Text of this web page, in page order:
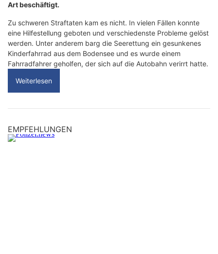
Art beschäftigt.
Zu schweren Straftaten kam es nicht. In vielen Fällen konnte
eine Hilfestellung geboten und verschiedenste Probleme gelöst
werden. Unter anderem barg die Seerettung ein gesunkenes
Kinderfahrrad aus dem Bodensee und es wurde einem
Fahrradfahrer geholfen, der sich auf die Autobahn verirrt hatte.
Weiterlesen
EMPFEHLUNGEN